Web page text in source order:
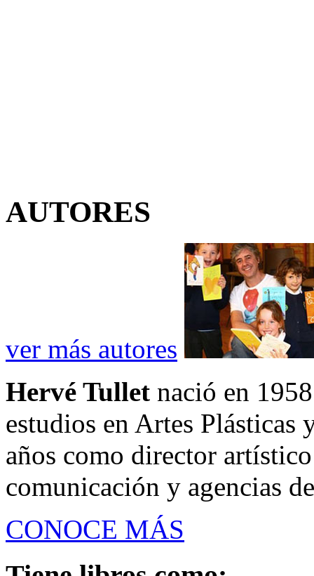
AUTORES
ver más autores
Hervé Tullet nació en
estudios en Artes Plásticas
años como director
comunicación y agencias
CONOCE MÁS